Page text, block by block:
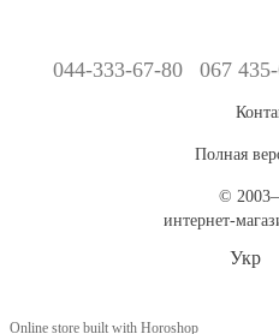
044-333-67-80 067
Полная
©
интернет-
Укр
Online store built with Horoshop